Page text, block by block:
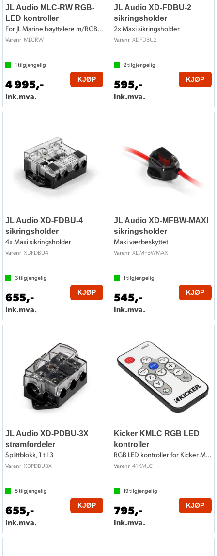
JL Audio MLC-RW RGB-
LED kontroller
For JL Marine høyttalere m/RGB LED
Varenr MLCRW
1 tilgjengelig
4 995,-
Ink.mva.
KJØP
JL Audio XD-FDBU-2
sikringsholder
2x Maxi sikringsholder
Varenr XDFDBU2
2tilgjengelig
595,-
Ink.mva.
KJØP
JL Audio XD-FDBU-4
sikringsholder
4x Maxi sikringsholder
Varenr XDFDBU4
3tilgjengelig
655,-
Ink.mva.
KJØP
JL Audio XD-MFBW-MAXI
sikringsholder
Maxi værbeskyttet
Varenr XDMFBWMAXI
1 tilgjengelig
545,-
Ink.mva.
KJØP
JL Audio XD-PDBU-3X
strømfordeler
Splittblokk, 1 til 3
Varenr XDPDBU3X
5tilgjengelig
655,-
Ink.mva.
KJØP
Kicker KMLC RGB LED
kontroller
RGB LED kontroller for Kicker Marine
Varenr 41KMLC
19tilgjengelig
795,-
Ink.mva.
KJØP